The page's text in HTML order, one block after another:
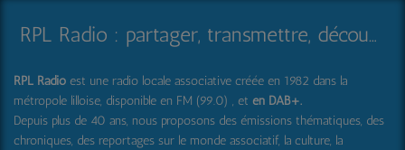
RPL Radio : partager, transmettre, découvrir et surprendre
RPL Radio est une radio locale associative créée en 1982 dans la
métropole lilloise, disponible en FM (99.0) , et en DAB+.
Depuis plus de 40 ans, nous proposons des émissions thématiques, des
chroniques, des reportages sur le monde associatif, la culture, la